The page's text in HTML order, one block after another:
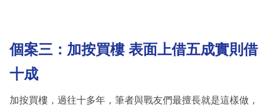
個案三：加按買樓 表面上借五成實則借
十成
加按買樓，過往十多年，筆者與戰友們最擅長就是這樣做，